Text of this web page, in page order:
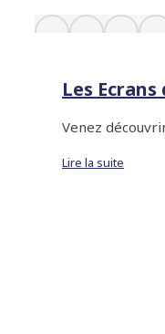
Les Ecrans
Venez
Lire la suite